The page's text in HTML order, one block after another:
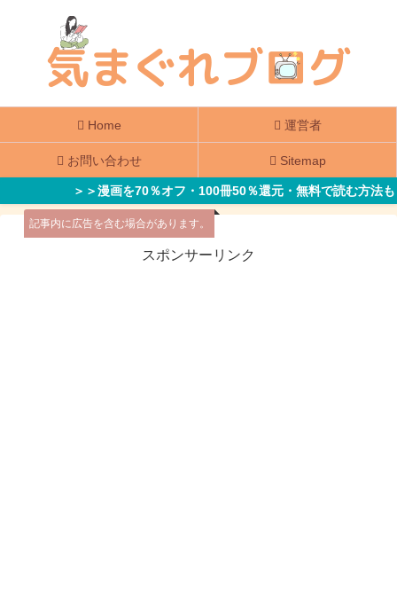
Home 運営者
お問い合わせ Sitemap
＞＞漫画を70％オフ・100冊50％還元・無料で読む方法も
記事内に広告を含む場合があります。
スポンサーリンク